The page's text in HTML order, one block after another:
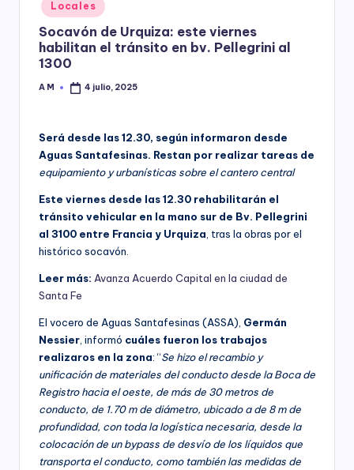
y
in
Locales
Socavón de Urquiza: este viernes
habilitan el tránsito en bv. Pellegrini al
1300
Posted
A M 4 julio, 2025
Será desde las 12.30, según informaron desde
Aguas Santafesinas. Restan por realizar tareas de
equipamiento y urbanísticas sobre el cantero central
Este viernes desde las 12.30 rehabilitarán el
tránsito vehicular en la mano sur de Bv. Pellegrini
al 3100 entre Francia y Urquiza , tras la obras por el
histórico socavón.
Leer más: Avanza Acuerdo Capital en la ciudad de
Santa Fe
El vocero de Aguas Santafesinas (ASSA), Germán
Nessier , informó cuáles fueron los trabajos
realizaros en la zona: “Se hizo el recambio y
unificación de materiales del conducto desde la Boca de
Registro hacia el oeste, de más de 30 metros de
conducto, de 1.70 m de diámetro, ubicado a de 8 m de
profundidad, con toda la logística necesaria, desde la
colocación de un bypass de desvío de los líquidos que
transporta el conducto, como también las medidas de